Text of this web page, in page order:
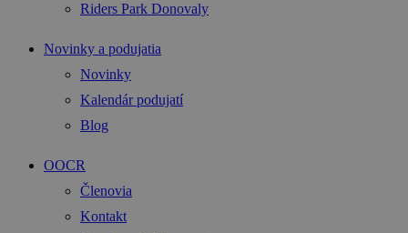
Riders Park Donovaly
Novinky a podujatia
Novinky
Kalendár podujatí
Blog
OOCR
Členovia
Kontakt